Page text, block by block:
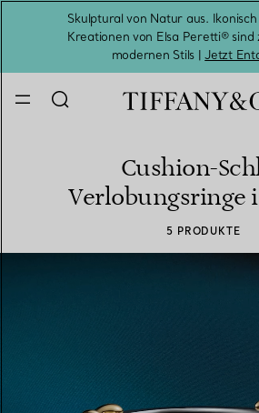
Skulptural von Natur aus.
Kreationen von Elsa Peretti® sind
modernen Stils |Jetzt
Cushion-
Verlobungsringe
5 PRODUKTE